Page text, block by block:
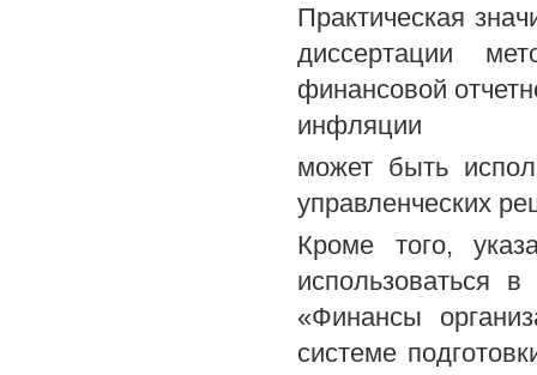
Практическая
диссертации
финансовой
инфляции
может быть
управленческих
Кроме того,
использоваться
«Финансы
системе